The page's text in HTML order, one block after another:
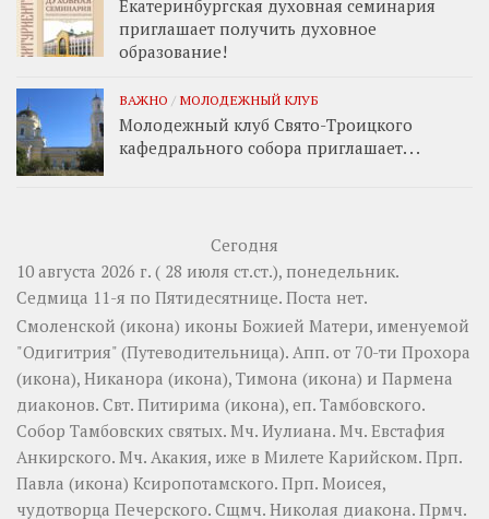
Екатеринбургская духовная семинария
приглашает получить духовное
образование!
ВАЖНО / МОЛОДЕЖНЫЙ КЛУБ
Молодежный клуб Свято-Троицкого
кафедрального собора приглашает. . .
Сегодня
10 августа 2026 г. ( 28 июля ст.ст.), понедельник.
Седмица 11-я по Пятидесятнице. Поста нет.
Смоленской (икона) иконы Божией Матери, именуемой
"Одигитрия" (Путеводительница). Апп. от 70-ти Прохора
(икона), Никанора (икона), Тимона (икона) и Пармена
диаконов. Свт. Питирима (икона), еп. Тамбовского.
Собор Тамбовских святых. Мч. Иулиана. Мч. Евстафия
Анкирского. Мч. Акакия, иже в Милете Карийском. Прп.
Павла (икона) Ксиропотамского. Прп. Моисея,
чудотворца Печерского. Сщмч. Николая диакона. Прмч.